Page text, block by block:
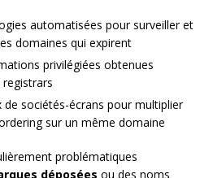
automatisées pour surveiller et
domaines qui expirent
privilégiées obtenues
de sociétés-écrans pour multiplier
sur un même domaine
problématiques
déposées ou des noms